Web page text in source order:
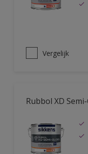
Vergelijk
Rubbol XD